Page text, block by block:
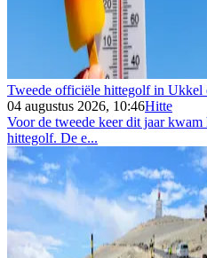
Tweede officiële hittegolf in Ukkel
04 augustus 2026, 10:46Hitte
Voor de tweede keer dit jaar
hittegolf. De e...